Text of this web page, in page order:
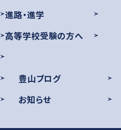
進路・進学
高等学校受験の方へ
豊山ブログ
お知らせ